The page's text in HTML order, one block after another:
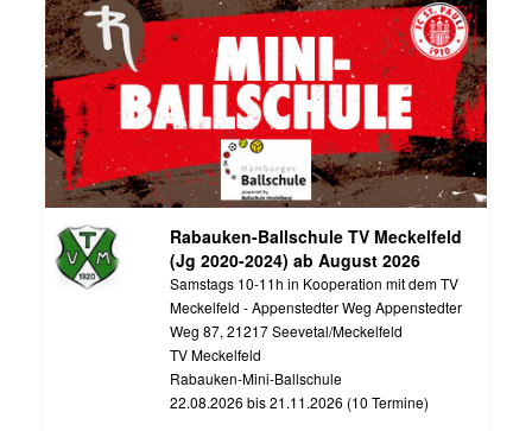
Rabauken-Ballschule TV Meckelfeld
(Jg 2020-2024) ab August 2026
Samstags 10-11h in Kooperation mit dem TV
Meckelfeld - Appenstedter Weg Appenstedter
Weg 87, 21217 Seevetal/Meckelfeld
TV Meckelfeld
Rabauken-Mini-Ballschule
22.08.2026 bis 21.11.2026 (10 Termine)